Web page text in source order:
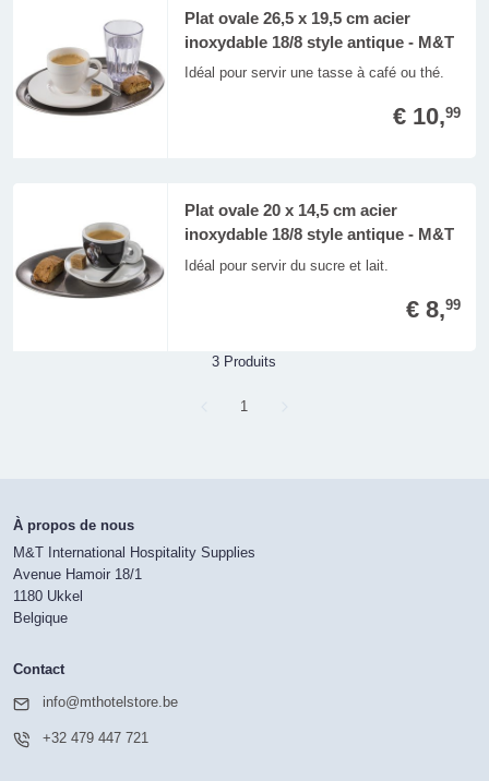
Plat ovale 26,5 x 19,5 cm acier
inoxydable 18/8 style antique - M&T
Idéal pour servir une tasse à café ou thé.
€ 10,99
Plat ovale 20 x 14,5 cm acier
inoxydable 18/8 style antique - M&T
Idéal pour servir du sucre et lait.
€ 8,99
3 Produits
Page
1
À propos de nous
M&T International Hospitality Supplies
Avenue Hamoir 18/1
1180 Ukkel
Belgique
Contact
info@mthotelstore.be
+32 479 447 721